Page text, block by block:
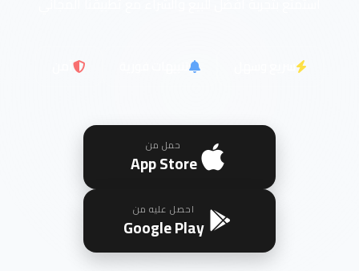
حمل من
App Store
احصل عليه من
Google Play